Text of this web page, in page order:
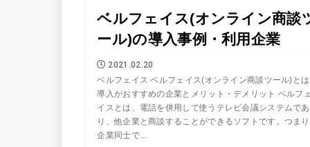
ベルフェイス(オンライン商談
ール)の導入事例・利用企業
2021.02.20
ベルフェイス ベルフェイス(オンライン商談ツール)と
導入がおすすめの企業とメリット・デメリット ベルフ
イスとは、電話を併用して使うテレビ会議システムであ
り、他企業と商談することができるソフトです。つま
企業同士で...